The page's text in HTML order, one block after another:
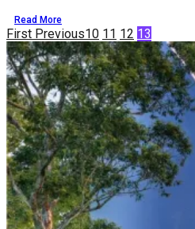
Read More
First Previous10 11 12 13